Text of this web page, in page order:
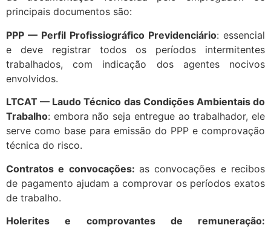
principais documentos são:
PPP — Perfil Profissiográfico Previdenciário: essencial
e deve registrar todos os períodos intermitentes
trabalhados, com indicação dos agentes nocivos
envolvidos.
LTCAT — Laudo Técnico das Condições Ambientais do
Trabalho: embora não seja entregue ao trabalhador, ele
serve como base para emissão do PPP e comprovação
técnica do risco.
Contratos e convocações: as convocações e recibos
de pagamento ajudam a comprovar os períodos exatos
de trabalho.
Holerites e comprovantes de remuneração: